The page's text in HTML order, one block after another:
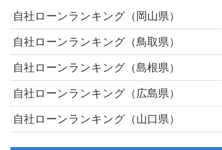
自社ローンランキング（岡山県）
自社ローンランキング（鳥取県）
自社ローンランキング（島根県）
自社ローンランキング（広島県）
自社ローンランキング（山口県）